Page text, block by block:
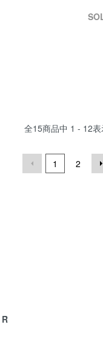
全15商品中 1 - 12
1 2